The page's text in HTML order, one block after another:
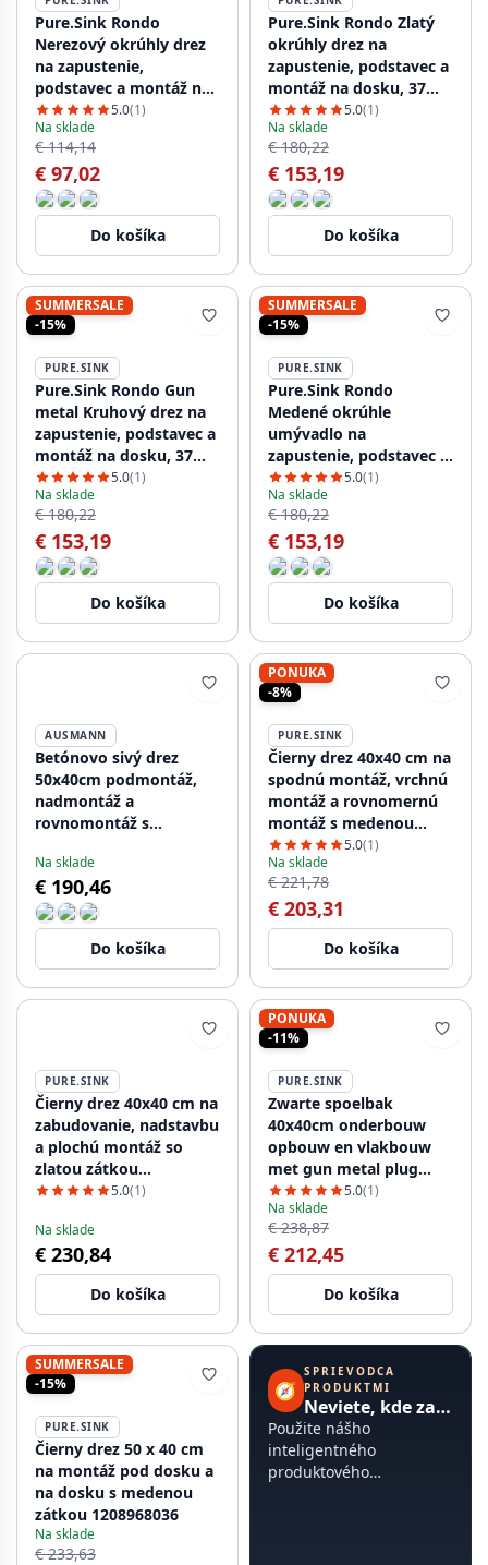
Pure.Sink Rondo
Nerezový okrúhly drez
na zapustenie,
podstavec a montáž na
dosku, 37 cm, PRN38-02
5.0(1)
Na sklade
€ 114,14
€ 97,02
Do košíka
Pure.Sink Rondo Zlatý
okrúhly drez na
zapustenie, podstavec a
montáž na dosku, 37
cm, RD375-Gold
5.0(1)
Na sklade
€ 180,22
€ 153,19
Do košíka
SUMMERSALE
-15%
PURE.SINK
Pure.Sink Rondo Gun
metal Kruhový drez na
zapustenie, podstavec a
montáž na dosku, 37
cm, PRN38-61
5.0(1)
Na sklade
€ 180,22
€ 153,19
Do košíka
SUMMERSALE
-15%
PURE.SINK
Pure.Sink Rondo
Medené okrúhle
umývadlo na
zapustenie, podstavec a
montáž na dosku, 37
cm, PRN38-62
5.0(1)
Na sklade
€ 180,22
€ 153,19
Do košíka
AUSMANN
Betónovo sivý drez
50x40cm podmontáž,
nadmontáž a
rovnomontáž s
1208956398
Na sklade
€ 190,46
Do košíka
PONUKA
-8%
PURE.SINK
Čierny drez 40x40 cm na
spodnú montáž, vrchnú
montáž a rovnomernú
montáž s medenou
zátkou 1208968033.
5.0(1)
Na sklade
€ 221,78
€ 203,31
Do košíka
PURE.SINK
Čierny drez 40x40 cm na
zabudovanie, nadstavbu
a plochú montáž so
zlatou zátkou
1208968034.
5.0(1)
Na sklade
€ 230,84
Do košíka
PONUKA
-11%
PURE.SINK
Zwarte spoelbak
40x40cm onderbouw
opbouw en vlakbouw
met gun metal plug
1208968035 Preklad:
Čierny drez 40x40 cm na
zabudovanie, nadstavbu
a rovné zabudovanie s
gunmetal zátkou
1208968035
5.0(1)
Na sklade
€ 238,87
€ 212,45
Do košíka
SUMMERSALE
-15%
PURE.SINK
Čierny drez 50 x 40 cm
na montáž pod dosku a
na dosku s medenou
zátkou 1208968036
Na sklade
€ 233,63
🧭
SPRIEVODCA
PRODUKTMI
Neviete, kde začať?
Použite nášho
inteligentného
produktového